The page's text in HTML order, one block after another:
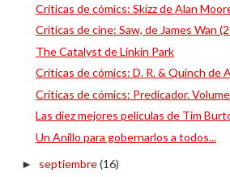
Críticas de cómics: Skizz de Alan
Críticas de cine: Saw, de James Wan
The Catalyst de Linkin Park
Críticas de cómics: D. R. & Quinch de
Críticas de cómics: Predicador.
Las diez mejores películas de Tim
Un Anillo para gobernarlos a todos...
► septiembre(16)